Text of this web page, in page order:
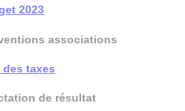
2023
associations
des taxes
de résultat